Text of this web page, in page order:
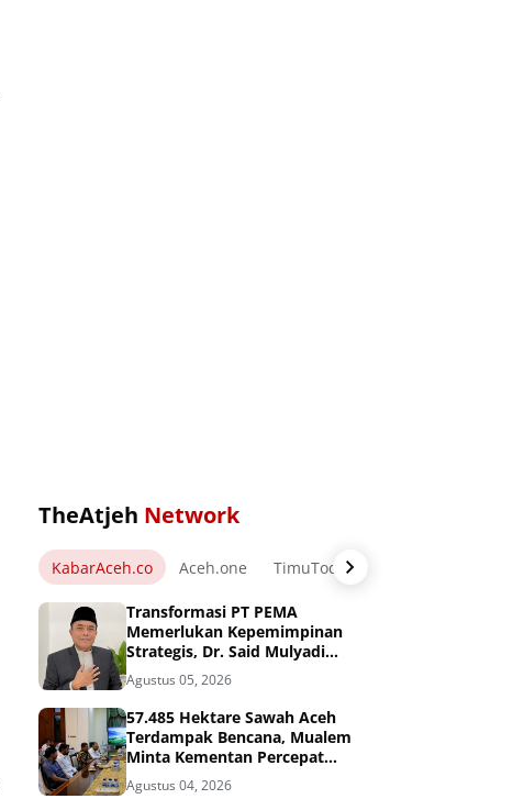
TheAtjeh Network
KabarAceh.co Aceh.one TimuToday.com
Transformasi PT PEMA
Memerlukan Kepemimpinan
Strategis, Dr. Said Mulyadi
Dinilai Memenuhi Kriteria
Agustus 05, 2026
57.485 Hektare Sawah Aceh
Terdampak Bencana, Mualem
Minta Kementan Percepat
Pemulihan
Agustus 04, 2026